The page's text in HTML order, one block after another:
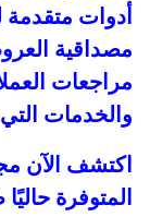
أدوات متقدمة
مصداقية
مراجعات
والخدمات
اكتشف الآن
المتوفرة